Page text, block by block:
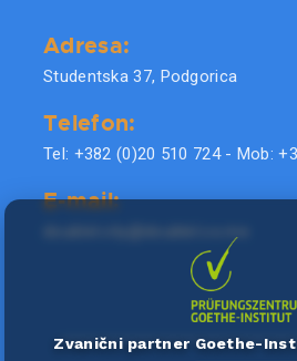
Adresa:
Studentska 37, Podgorica
Telefon:
Tel: +382 (0)20 510 724 - Mob:
E-mail:
Zvanični partner Goethe-